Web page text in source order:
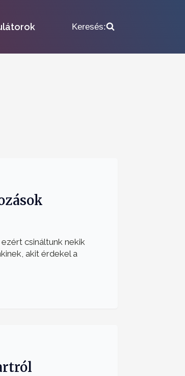
Keresés:
csináltunk nekik
akit érdekel a